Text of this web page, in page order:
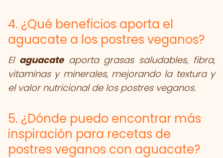
4. ¿Qué beneficios aporta el
aguacate a los postres veganos?
El aguacateaporta grasas saludables, fibra,
vitaminas y minerales, mejorando la textura y
el valor nutricional de los postres veganos.
5. ¿Dónde puedo encontrar más
inspiración para recetas de
postres veganos con aguacate?